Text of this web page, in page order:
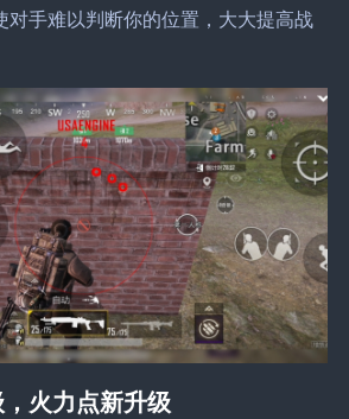
对手难以判断你的位置，大大提高战
火力点新升级